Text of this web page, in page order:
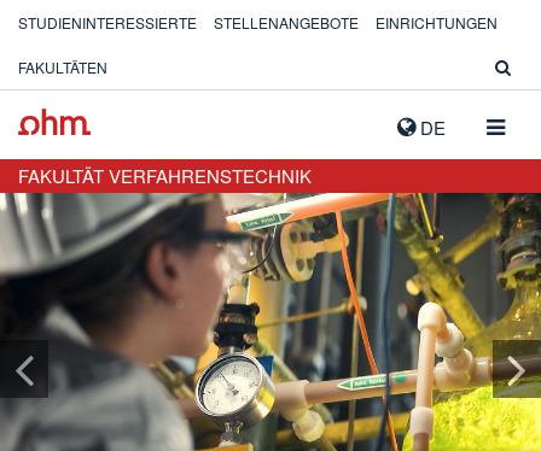
DE
STUDIENINTERESSIERTE STELLENANGEBOTE EINRICHTUNGEN
FAKULTÄTEN
FAKULTÄT VERFAHRENSTECHNIK